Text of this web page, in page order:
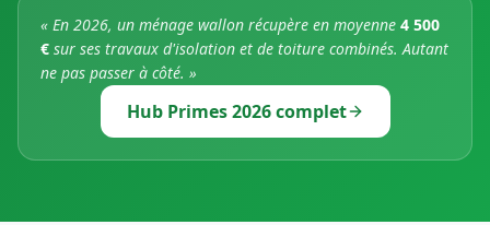
« En 2026, un ménage wallon récupère en moyenne 4 500
€ sur ses travaux d'isolation et de toiture combinés. Autant
ne pas passer à côté. »
Hub Primes 2026 complet